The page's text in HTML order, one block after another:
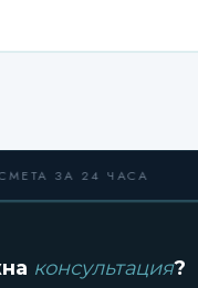
ЗА 24 ЧАСА
консультация?